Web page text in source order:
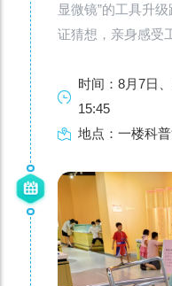
显微镜”的工具升
证猜想，亲身感受
时间：8月7日
15:45
地点：一楼科